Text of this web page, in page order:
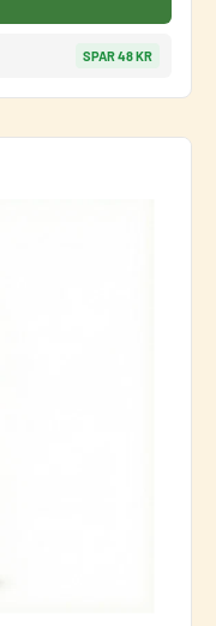
SPAR 48 KR